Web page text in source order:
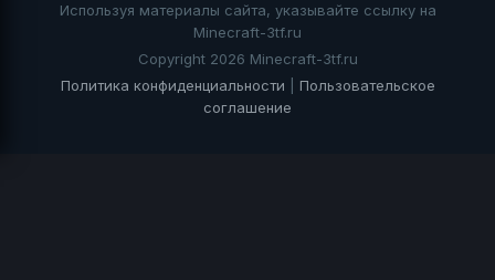
Используя материалы сайта, указывайте ссылку на
Minecraft-3tf.ru
Copyright 2026 Minecraft-3tf.ru
Политика конфиденциальности
Пользовательское
соглашение